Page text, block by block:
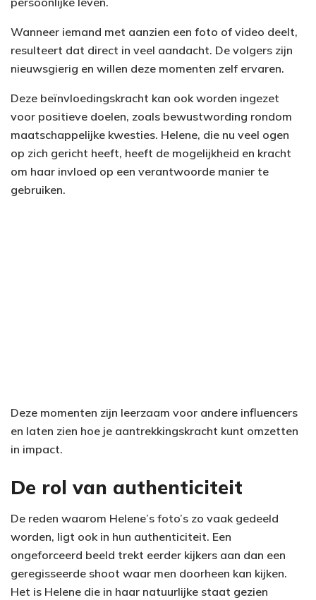
Wanneer iemand met aanzien een foto of video deelt,
resulteert dat direct in veel aandacht. De volgers zijn
nieuwsgierig en willen deze momenten zelf ervaren.
Deze beïnvloedingskracht kan ook worden ingezet
voor positieve doelen, zoals bewustwording rondom
maatschappelijke kwesties. Helene, die nu veel ogen
op zich gericht heeft, heeft de mogelijkheid en kracht
om haar invloed op een verantwoorde manier te
gebruiken.
Deze momenten zijn leerzaam voor andere influencers
en laten zien hoe je aantrekkingskracht kunt omzetten
in impact.
De rol van authenticiteit
De reden waarom Helene’s foto’s zo vaak gedeeld
worden, ligt ook in hun authenticiteit. Een
ongeforceerd beeld trekt eerder kijkers aan dan een
geregisseerde shoot waar men doorheen kan kijken.
Het is Helene die in haar natuurlijke staat gezien